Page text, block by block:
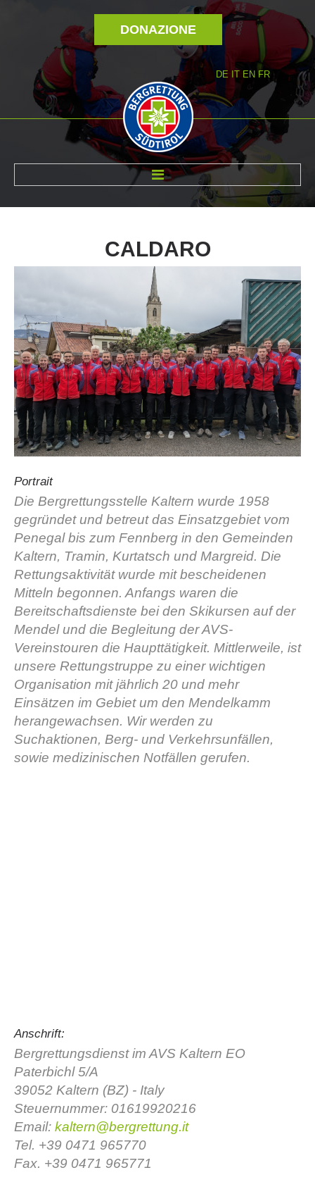
DONAZIONE
DE IT EN FR
La storia
Comitato Direttivo
CALDARO
Portrait
Die Bergrettungsstelle Kaltern wurde 1958
gegründet und betreut das Einsatzgebiet vom
Penegal bis zum Fennberg in den Gemeinden
Kaltern, Tramin, Kurtatsch und Margreid. Die
Rettungsaktivität wurde mit bescheidenen
Mitteln begonnen. Anfangs waren die
Bereitschaftsdienste bei den Skikursen auf der
Mendel und die Begleitung der AVS-
Vereinstouren die Haupttätigkeit. Mittlerweile, ist
unsere Rettungstruppe zu einer wichtigen
Organisation mit jährlich 20 und mehr
Einsätzen im Gebiet um den Mendelkamm
herangewachsen. Wir werden zu
Suchaktionen, Berg- und Verkehrsunfällen,
sowie medizinischen Notfällen gerufen.
Anschrift:
Bergrettungsdienst im AVS Kaltern EO
Paterbichl 5/A
39052 Kaltern (BZ) - Italy
Steuernummer: 01619920216
Email: kaltern@bergrettung.it
Tel. +39 0471 965770
Fax. +39 0471 965771